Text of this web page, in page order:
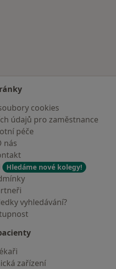
cookies
údajů pro zaměstnance
péče
nás
Hledáme nové kolegy!
vyhledávání?
zařízení